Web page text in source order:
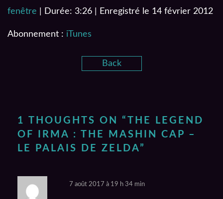
RSS FEED
fenêtre
Durée: 3:26 Enregistré le 14 février 2012
Abonnement : iTunes
Back
1 THOUGHTS ON “ THE LEGEND
OF IRMA : THE MASHIN CAP –
LE PALAIS DE ZELDA”
7 août 2017 à 19 h 34 min